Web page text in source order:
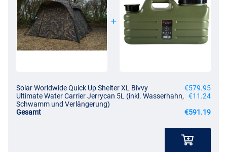
Solar Worldwide Quick Up Shelter XL Bivvy
€579.95
Ultimate Water Carrier Jerrycan 5L (inkl. Wasserhahn,
Schwamm und Verlängerung)
€11.24
Gesamt
€591.19